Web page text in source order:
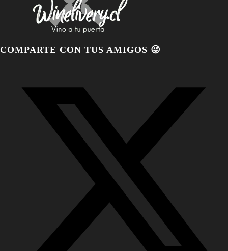
COMPARTE CON TUS AMIGOS 😜